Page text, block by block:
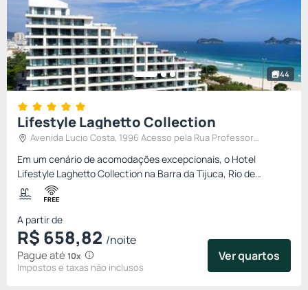
44
Lifestyle Laghetto Collection
Em um cenário de acomodações excepcionais, o Hotel
Lifestyle Laghetto Collection na Barra da Tijuca, Rio de
Janeiro, promete uma estadia que vai muito além do comum,
proporcionando...
A partir de
R$ 658,82 /noite
Impostos e taxas não inclusos
Pague até 10x Ver quartos